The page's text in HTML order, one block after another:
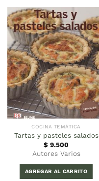
COCINA TEMÁTICA
Tartas y pasteles salados
$ 9.500
Autores Varios
AGREGAR AL CARRITO